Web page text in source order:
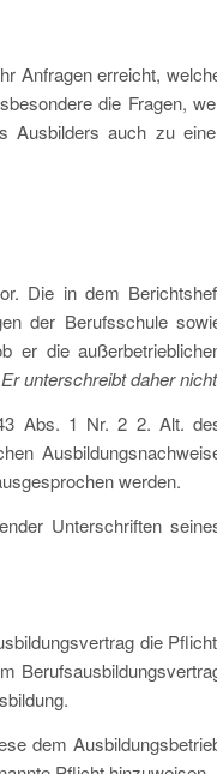
Anfragen erreicht,
die Fragen,
Ausbilders auch zu
Die in dem
der Berufsschule
er die
Er unterschreibt daher
Abs. 1 Nr. 2 2. Alt.
werden.
Unterschriften
die
dem